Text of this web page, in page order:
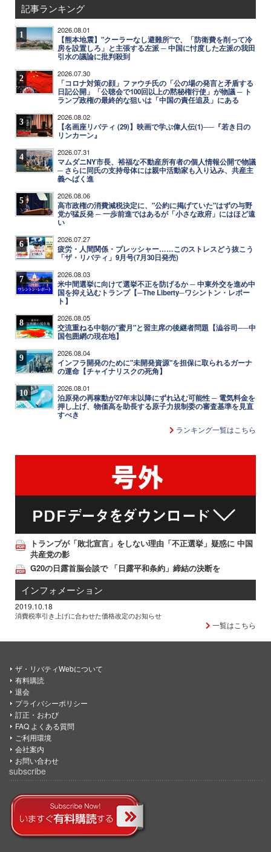
記事ランキング
1 2026.08.01
【熊本地震】"クーラーなし避難所"で、「防衛費を削って冷
房を設置しろ」と主張する左派 ─ 中国に忖度した左派の我田
引水の議論に批判殺到
2 2026.07.30
「コロナ対策の顔」ファウチ氏の「公の場の発言と矛盾する
日記公開」「公聴会で100回以上の黙秘権行使」が物議 ─ ト
ランプ政権の最終的な狙いは「中国の責任追及」にある
3 2026.08.02
【名画座リバティ (29)】映画で学ぶ偉人伝(1)──『若き日の
リンカーン』
4 2026.07.31
マムダニNY市長、裕福な不動産所有者の個人情報公開で物議
─ さらに同氏の支持母体には親中活動家も入り込み、共産主
義へばく進
5 2026.08.06
高市政権の消費減税決定に、"公約に掲げていた"はずの与野
党が猛反発 ─ 一歩前進ではあるが「小さな政府」にはほど遠
い
6 2026.07.27
疲労・人間関係・プレッシャー……このストレスどう抜こう
「ザ・リバティ」9月号(7月30日発売)
7 2026.08.03
米中間選挙に向けて選挙不正を防げるか ─ 中東外交を進め中
国を抑え込むトランプ【─The Liberty─ワシントン・レポー
ト】
8 2026.08.05
交流重ねる中朝の"蜜月"と習主席の後継者問題【澁谷司──中
国包囲網の現在地】
9 2026.08.04
インフラ開発のために"未開発資源"を担保に取られるガーナ
の運命【チャイナリスクの死角】
10 2026.08.01
泊原発の再稼動が27年末以降にずれ込む可能性 ─ 電気料金を
押し上げ、物価高を助長する原子力規制委の審査基準を見直
すべき
ランキング一覧はこちら
トランプが「敗北宣言」をしない理由「不正選挙」疑惑に 中国
共産党の影
G20の日露首脳会談で 「日露平和条約」締結の決断を
インフォメーション
2019.10.18
消費税率引き上げに合わせた価格改定のお知らせ
一覧はこちら
ザ・リバティWebについて
有料購読
退会
プライバシーポリシー
訂正・おわび
FAQ よくある質問
ご利用環境
会社案内
お問い合わせ
subscribe